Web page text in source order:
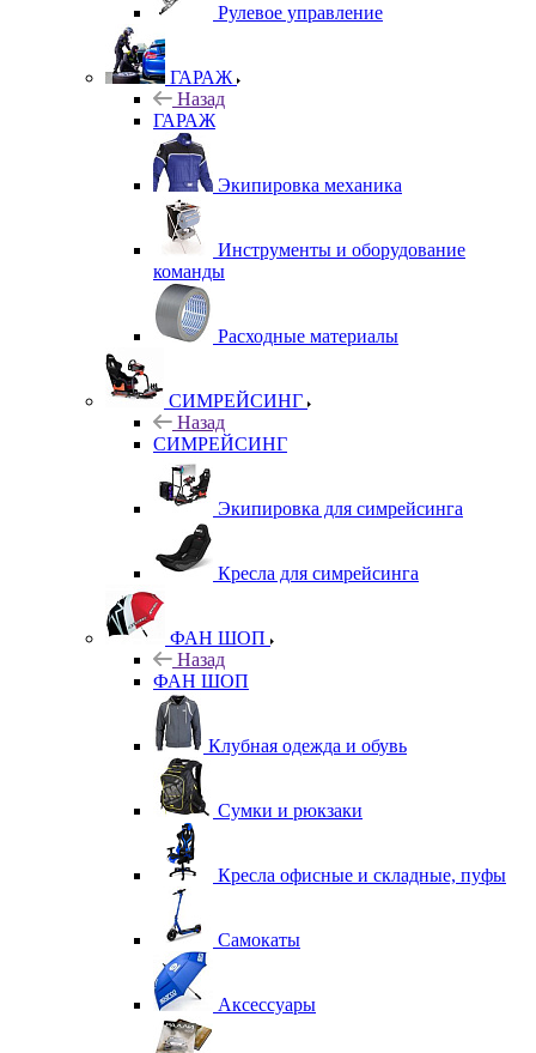
Рулевое управление
ГАРАЖ
Назад
ГАРАЖ
Экипировка механика
Инструменты и оборудование
команды
Расходные материалы
СИМРЕЙСИНГ
Назад
СИМРЕЙСИНГ
Экипировка для симрейсинга
Кресла для симрейсинга
ФАН ШОП
Назад
ФАН ШОП
Клубная одежда и обувь
Сумки и рюкзаки
Кресла офисные и складные, пуфы
Самокаты
Аксессуары